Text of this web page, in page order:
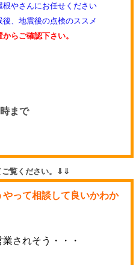
やさんにお任せください
、地震後の点検のススメ
らご確認下さい。
まで
ご覧ください。⇓⇓
って相談して良いかわか
されそう・・・